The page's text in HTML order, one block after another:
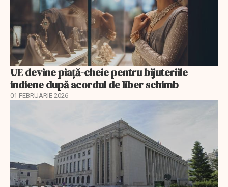
UE devine piață-cheie pentru bijuteriile
indiene după acordul de liber schimb
01 FEBRUARIE 2026